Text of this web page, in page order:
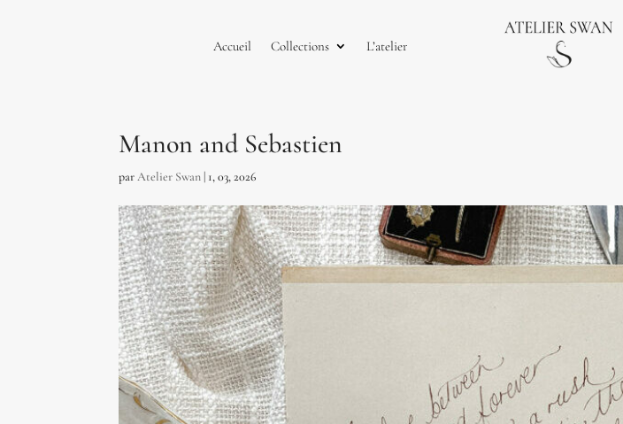
Accueil Collections L’atelier
Manon and Sebastien
parAtelier Swan | 1, 03, 2026